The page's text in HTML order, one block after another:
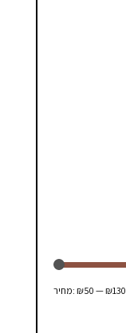
מחיר
מחיר
מחיר:₪50—₪130